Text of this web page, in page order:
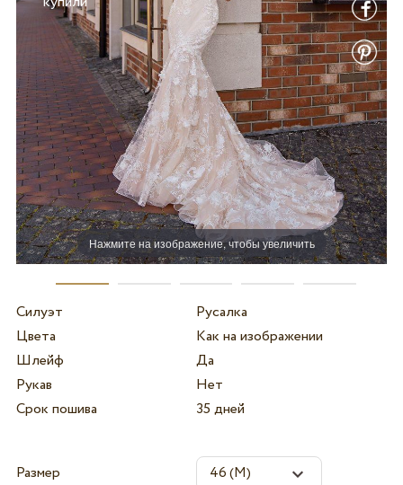
Нажмите на изображение, чтобы увеличить
Силуэт
Русалка
Цвета
Как на изображении
Шлейф
Да
Рукав
Нет
Срок пошива
35 дней
Размер